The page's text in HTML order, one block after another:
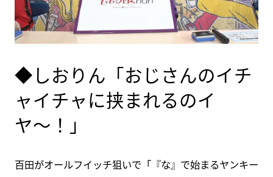
◆しおりん「おじさんのイチ
ャイチャに挟まれるのイ
ヤ〜！」
百田がオールフイッチ狙いで「『な』で始まるヤンキー